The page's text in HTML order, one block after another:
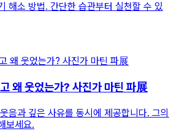
해소 방법. 간단한 습관부터 실천할 수 있
왜 웃었는가? 사진가 마틴 파展
음과 깊은 사유를 동시에 제공합니다. 그의
보세요.